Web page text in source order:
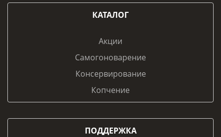
КАТАЛОГ
Акции
Самогоноварение
Консервирование
Копчение
ПОДДЕРЖКА